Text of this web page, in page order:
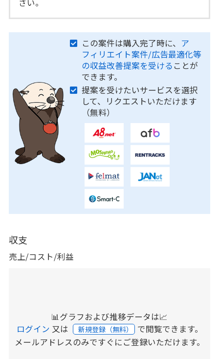
さい。
この案件は購入完了時に、 ア
フィリエイト案件/広告最適化等
の収益改善提案を受ける ことが
できます。
提案を受けたいサービスを選択
して、リクエストいただけます
（無料）
収支
売上/コスト/利益
📊グラフおよび推移データは📈
ログイン 又は 新規登録（無料） で閲覧できます。
メールアドレスのみですぐにご登録いただけます。